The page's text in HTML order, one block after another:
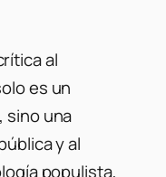
al
es un
sino una
y al
populista,